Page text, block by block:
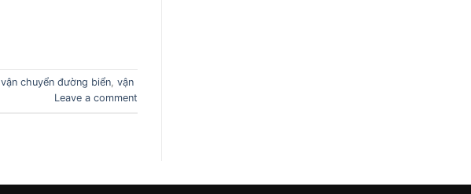
vận chuyển đường biển, vận
Leave a comment